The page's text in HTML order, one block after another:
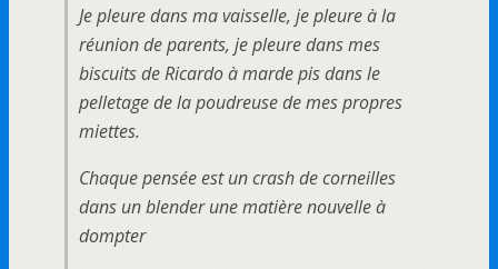
Je pleure dans ma vaisselle, je pleure à la
réunion de parents, je pleure dans mes
biscuits de Ricardo à marde pis dans le
pelletage de la poudreuse de mes propres
miettes.
Chaque pensée est un crash de corneilles
dans un blender une matière nouvelle à
dompter